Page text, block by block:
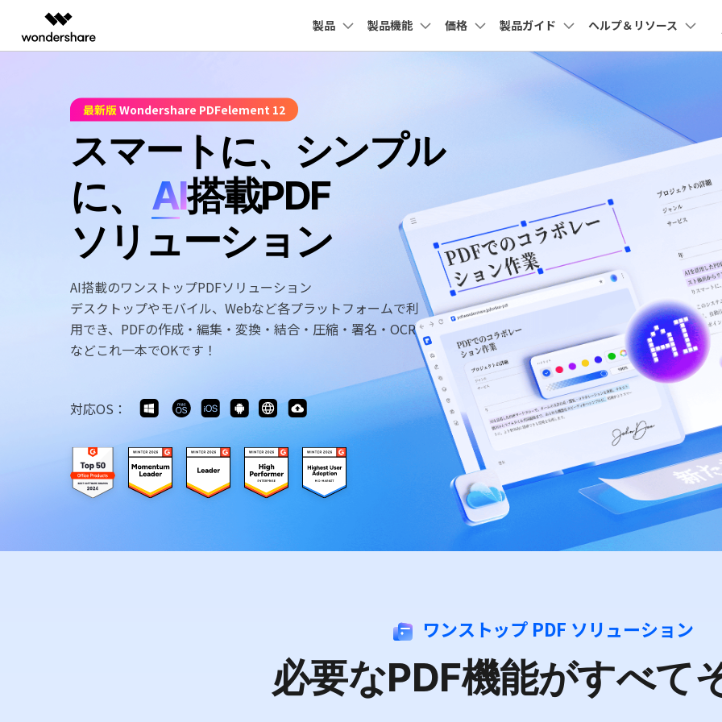
製品
動画編集＆変換
動画編集ソフト
UniConverter
動画変換ソフト
DVD Memory
DemoCreator
画面録画ソフト
SelfyzAI
AI動画・画像編集アプリ
ToMoviee AI
オールインワンAI生成プラットフォーム
作図＆製図
EdrawMax
ベクタードローソフト
EdrawMind
マインドマップソフト
PDFelement Cloud
電子署名とクラウドサービス
PDF編集オンラインツール
データ復
動画・
スマート
スマホ間
子供の安
Wondershare製品一覧
法人・教育・パートナー
法人向け
学生・教員向け
代理店募集
パートナープログ
ラム
PDFelement
動画編集＆変換
Filmora
UniConverter
企業情報
会社概要
創業者メッセージ
プラン＆価格
製品
デスクトップ
PDFelement Windows版
PDFelement Mac版
PDFelement iOS版
Cloud
PDFelement Cloud
製品機能
変換・編集
PDF 作成
PDF 変換
PDF 編集
PDF フォーム
OCR
PDF 結合
ページ処理
トリミング
共有・保護
PDF 保護
PDF 電子署名
価格 製品ガイド
Windowsユーザー向け Macユーザー向け
ヘルプ＆リソース
PDFに関するコツ
士業に役立つ
確定申告
テレワークに関する
活用Tips
役立つPDFテンプレート
年賀状テンプレート
履歴書テンプレート
サポート
よくある質問
お問い合わせ
専門スタッフ直通
050-3066-4378
月~金 10:00-13:00 / 15:00-19:30
最新版 Wondershare PDFelement 12
スマートに、シンプル
に、
AI搭載PDF
ソリューション
AI搭載のワンストップPDFソリューション
デスクトップやモバイル、Webなど各プラットフォームで利
用でき、PDFの作成・編集・変換・結合・圧縮・署名・OCR
などこれ一本でOKです！
対応OS：
ワンストップ PDF ソリューション
必要なPDF機能がすべて